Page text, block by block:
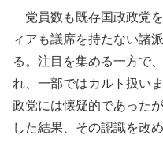
党員数も既存国政政党
ィアも議席を持たない諸
る。注目を集める一方で
れ、一部ではカルト扱い
政党には懐疑的であった
した結果、その認識を改